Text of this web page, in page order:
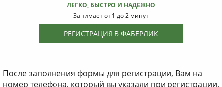
ЛЕГКО, БЫСТРО И НАДЕЖНО
Занимает от 1 до 2 минут
РЕГИСТРАЦИЯ В ФАБЕРЛИК
После заполнения формы для регистрации, Вам на
номер телефона, который вы указали при регистрации,